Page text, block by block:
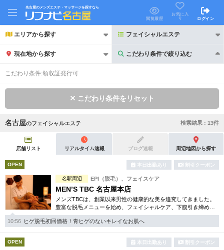
名古屋のメンズエステ・マッサージを探すなら
閲覧履歴
お気に入
り
ログイン
エリアから探す フェイシャルエステ
現在地から探す こだわり条件で絞り込む
こだわり条件で絞り込む
初回割引あり リピーター割引あり
団体割引 ポイントカード有
キャッシュレス決済OK 領収証発行可
2名様歓迎 団体様歓迎
完全個室 半個室あり
ペアルームあり シャワー室完備
こだわり条件:領収証発行可
こだわり条件をリセット
名古屋のフェイシャルエステ 検索結果 : 13件
店舗リスト リアルタイム速報 ブログ速報 周辺地図から探す
OPEN 本日出勤あり 割引クーポン
名駅周辺 EPI（脱毛）、フェイスケア
MEN’S TBC 名古屋本店
メンズTBCは、創業以来男性の健康的な美を追究してきました。
豊富な脱毛メニューを始め、フェイシャルケア、下腹引き締め
等、各種お得な体験コースを取り揃えています。選べる種類の多
さで初めての方も安心です。
10:56 ヒゲ脱毛初回価格！青ヒゲのないキレイなお肌へ
OPEN 本日出勤あり 割引クーポン